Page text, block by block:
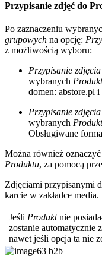
Przypisanie zdjęć do
Po zaznaczeniu
grupowych na opcję:
z możliwością wyboru:
Przypisanie
wybranych
domen: abstore.pl i
Przypisanie
wybranych
Obsługiwane
Można również
Produktu, za pomocą
Zdjęciami przypisanymi
karcie w zakładce media.
Jeśli Produktnie
zostanie automatycznie
nawet jeśli opcja ta nie